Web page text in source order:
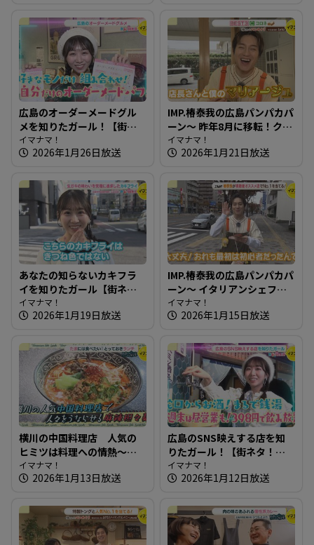
広島のオーダーメードグル
メを知りたガール！【街ネ
タ！知りたガール】
イマナマ！
2026年1月26日放送
IMP.椿泰我の広島パンパカパ
ーン～ 昨年8月に移転！クリ
ームパンがオススメのパン
屋さん
イマナマ！
2026年1月21日放送
あなたの知らないカキフラ
イを知りたガール【街ネ
タ！知りたガール】
イマナマ！
2026年1月19日放送
IMP.椿泰我の広島パンパカパ
ーン～ イタリアンシェフが
作るこだわり満点のパン屋
さん
イマナマ！
2026年1月15日放送
横川の中国料理店 人気の
ヒミツは料理への情熱～春
蕾【たまにはそとランチ】
イマナマ！
2026年1月13日放送
広島のSNS映えする店を知
りたガール！【街ネタ！知
りたガール】
イマナマ！
2026年1月12日放送